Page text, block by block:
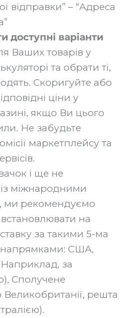
відправки” – “Адреса
доступні варіанти
Ваших товарів у
та обрати ті,
Скоригуйте або
ціни у
якщо Ви цього
Не забудьте
маркетплейсу та
і ще не
міжнародними
ми рекомендуємо
на
за такими 5-ма
США,
за
Сполучене
Великобританії, решта